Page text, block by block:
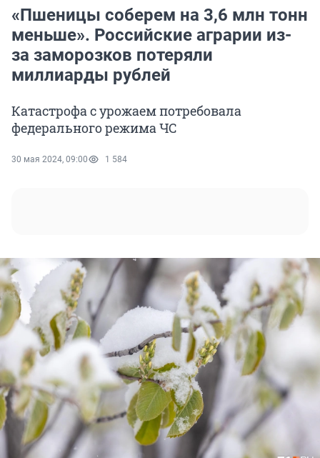
«Пшеницы соберем на 3,6 млн тонн
меньше». Российские аграрии из-
за заморозков потеряли
миллиарды рублей
Катастрофа с урожаем потребовала
федерального режима ЧС
30 мая 2024, 09:00 1 584